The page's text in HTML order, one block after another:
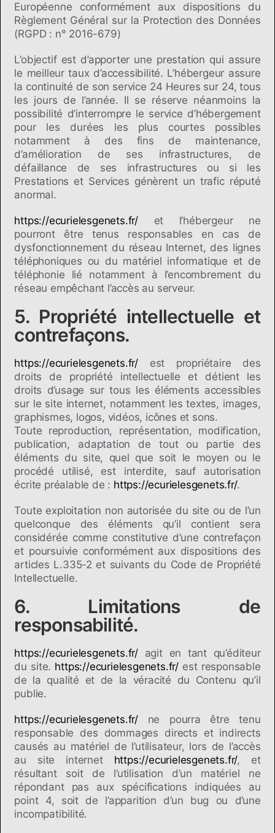
Européenne conformément aux dispositions du
Règlement Général sur la Protection des Données
(RGPD : n° 2016-679)
L’objectif est d’apporter une prestation qui assure
le meilleur taux d’accessibilité. L’hébergeur assure
la continuité de son service 24 Heures sur 24, tous
les jours de l’année. Il se réserve néanmoins la
possibilité d’interrompre le service d’hébergement
pour les durées les plus courtes possibles
notamment à des fins de maintenance,
d’amélioration de ses infrastructures, de
défaillance de ses infrastructures ou si les
Prestations et Services génèrent un trafic réputé
anormal.
https://ecurielesgenets.fr/ et l’hébergeur ne
pourront être tenus responsables en cas de
dysfonctionnement du réseau Internet, des lignes
téléphoniques ou du matériel informatique et de
téléphonie lié notamment à l’encombrement du
réseau empêchant l’accès au serveur.
5. Propriété intellectuelle et
contrefaçons.
https://ecurielesgenets.fr/ est propriétaire des
droits de propriété intellectuelle et détient les
droits d’usage sur tous les éléments accessibles
sur le site internet, notamment les textes, images,
graphismes, logos, vidéos, icônes et sons.
Toute reproduction, représentation, modification,
publication, adaptation de tout ou partie des
éléments du site, quel que soit le moyen ou le
procédé utilisé, est interdite, sauf autorisation
écrite préalable de : https://ecurielesgenets.fr/.
Toute exploitation non autorisée du site ou de l’un
quelconque des éléments qu’il contient sera
considérée comme constitutive d’une contrefaçon
et poursuivie conformément aux dispositions des
articles L.335-2 et suivants du Code de Propriété
Intellectuelle.
6. Limitations de
responsabilité.
https://ecurielesgenets.fr/ agit en tant qu’éditeur
du site. https://ecurielesgenets.fr/ est responsable
de la qualité et de la véracité du Contenu qu’il
publie.
https://ecurielesgenets.fr/ ne pourra être tenu
responsable des dommages directs et indirects
causés au matériel de l’utilisateur, lors de l’accès
au site internet https://ecurielesgenets.fr/, et
résultant soit de l’utilisation d’un matériel ne
répondant pas aux spécifications indiquées au
point 4, soit de l’apparition d’un bug ou d’une
incompatibilité.